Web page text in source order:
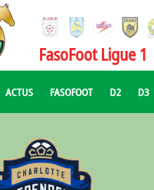
FasoFoot Ligue 1
ACTUS FASOFOOT D2 D3